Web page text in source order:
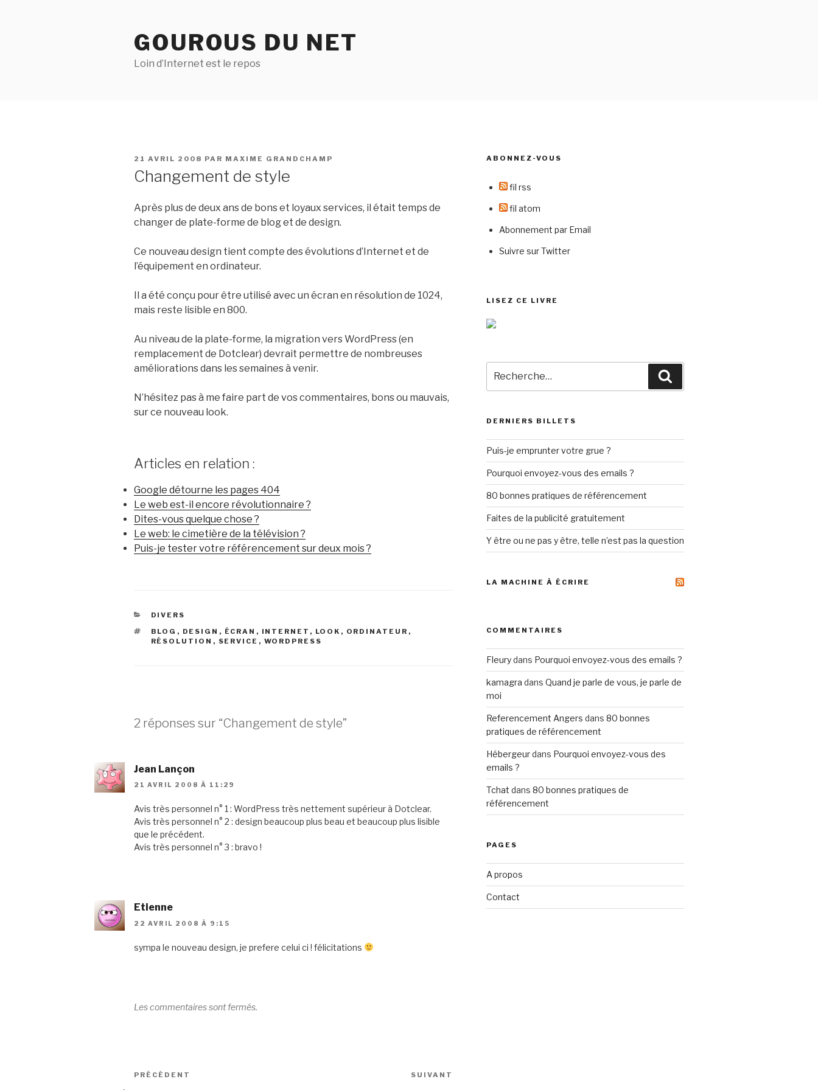
GOUROUS DU NET
Loin d’Internet est le repos
PUBLIÉ
21 AVRIL 2008 PAR MAXIME GRANDCHAMP
Changement de style
Après plus de deux ans de bons et loyaux services, il était temps de
changer de plate-forme de blog et de design.
Ce nouveau design tient compte des évolutions d’Internet et de
l’équipement en ordinateur.
Il a été conçu pour être utilisé avec un écran en résolution de 1024,
mais reste lisible en 800.
Au niveau de la plate-forme, la migration vers WordPress (en
remplacement de Dotclear) devrait permettre de nombreuses
améliorations dans les semaines à venir.
N’hésitez pas à me faire part de vos commentaires, bons ou mauvais,
sur ce nouveau look.
Articles en relation :
Google détourne les pages 404
Le web est-il encore révolutionnaire ?
Dites-vous quelque chose ?
Le web: le cimetière de la télévision ?
Puis-je tester votre référencement sur deux mois ?
CATÉGORIES
DIVERS
ÉTIQUETTES
BLOG , DESIGN , ÉCRAN , INTERNET , LOOK , ORDINATEUR ,
RÉSOLUTION , SERVICE , WORDPRESS
2 réponses sur “Changement de style”
Jean Lançon
21 AVRIL 2008 À 11:29
Avis très personnel n° 1 : WordPress très nettement supérieur à Dotclear.
Avis très personnel n° 2 : design beaucoup plus beau et beaucoup plus lisible
que le précédent.
Avis très personnel n° 3 : bravo !
Etienne
22 AVRIL 2008 À 9:15
sympa le nouveau design, je prefere celui ci ! félicitations
Les commentaires sont fermés.
Navigation
Article
PRÉCÉDENT SUIVANT
ABONNEZ-VOUS
fil rss
fil atom
Abonnement par Email
Suivre sur Twitter
LISEZ CE LIVRE
pour
:
DERNIERS BILLETS
Puis-je emprunter votre grue ?
Pourquoi envoyez-vous des emails ?
80 bonnes pratiques de référencement
Faites de la publicité gratuitement
Y être ou ne pas y être, telle n’est pas la question
LA MACHINE À ÉCRIRE
COMMENTAIRES
Fleurydans Pourquoi envoyez-vous des emails ?
kamagra dans Quand je parle de vous, je parle de
moi
Referencement Angers dans 80 bonnes
pratiques de référencement
Hébergeurdans Pourquoi envoyez-vous des
emails ?
Tchat dans 80 bonnes pratiques de
référencement
PAGES
A propos
Contact